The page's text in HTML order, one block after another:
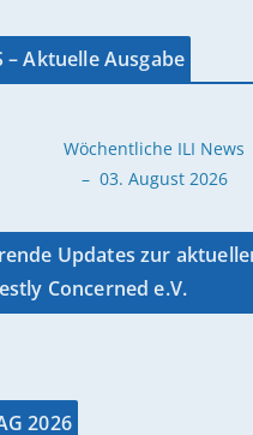
– Aktuelle Ausgabe
Wöchentliche ILI News
– 03. August 2026
Updates zur
Concerned e.V.
2026